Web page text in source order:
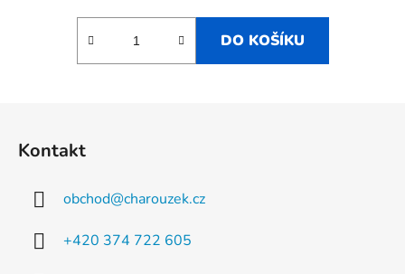
DO KOŠÍKU
Kontakt
obchod@charouzek.cz
+420 374 722 605